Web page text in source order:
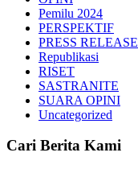
Pemilu 2024
PERSPEKTIF
PRESS RELEASE
Republikasi
RISET
SASTRANITE
SUARA OPINI
Uncategorized
Cari Berita Kami